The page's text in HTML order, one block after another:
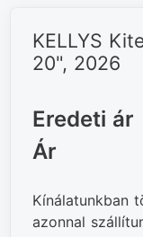
KELLYS
20", 2026
Eredeti ár
Ár
Kínálatunkban
azonnal